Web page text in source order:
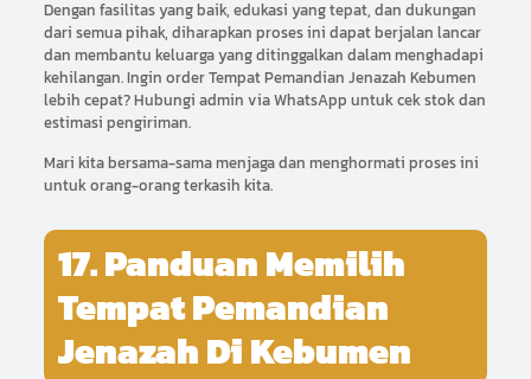
Dengan fasilitas yang baik, edukasi yang tepat, dan dukungan
dari semua pihak, diharapkan proses ini dapat berjalan lancar
dan membantu keluarga yang ditinggalkan dalam menghadapi
kehilangan. Ingin order Tempat Pemandian Jenazah Kebumen
lebih cepat? Hubungi admin via WhatsApp untuk cek stok dan
estimasi pengiriman.
Mari kita bersama-sama menjaga dan menghormati proses ini
untuk orang-orang terkasih kita.
17. Panduan Memilih
Tempat Pemandian
Jenazah Di Kebumen